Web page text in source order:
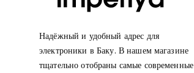
Надёжный и удобный адрес для
электроники в Баку. В нашем магазине
тщательно отобраны самые современные